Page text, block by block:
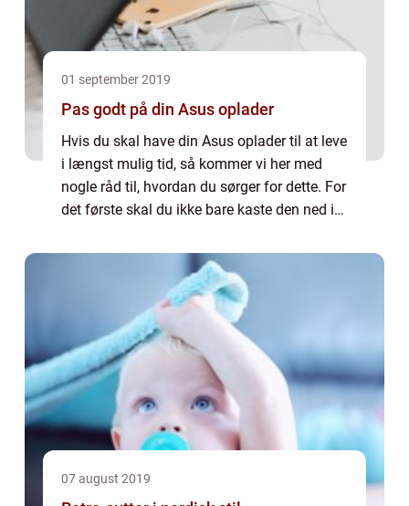
01 september 2019
Pas godt på din Asus oplader
Hvis du skal have din Asus oplader til at leve
i længst mulig tid, så kommer vi her med
nogle råd til, hvordan du sørger for dette. For
det første skal du ikke bare kaste den ned i
07 august 2019